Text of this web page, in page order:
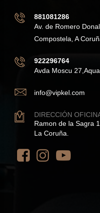
881081286
Av. de Romero
Compostela, A
922296764
Avda Moscu
info@vipkel.com
DIRECCIÓN
Ramon de la Sagra
La Coruña.